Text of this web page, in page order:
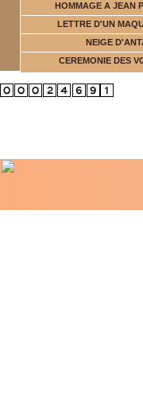
HOMMAGE A JEAN
LETTRE D'UN
NEIGE
CEREMONIE DES